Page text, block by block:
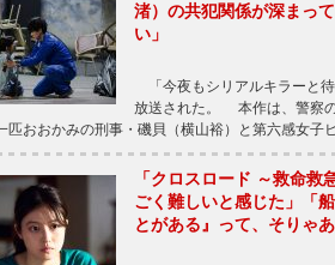
渚）の共犯関係が深まっ
い」
「今夜もシリアルキラーと
放送された。 本作は、警察
匹おおかみの刑事・磯貝（横山裕）と第六感女子
「クロスロード ～救命
ごく難しいと感じた」「
とがある』って、そりゃ